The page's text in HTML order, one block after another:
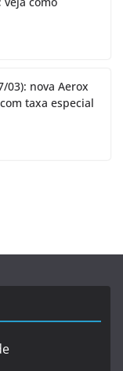
03): nova Aerox
taxa especial